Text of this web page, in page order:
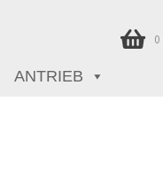
ANTRIEB